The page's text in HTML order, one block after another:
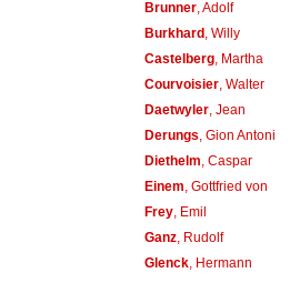
Brunner, Adolf
Burkhard, Willy
Castelberg, Martha
Courvoisier, Walter
Daetwyler, Jean
Derungs , Gion Antoni
Diethelm , Caspar
Einem , Gottfried von
Frey, Emil
Ganz, Rudolf
Glenck, Hermann